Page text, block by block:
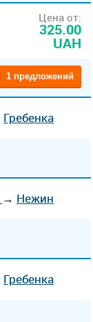
Цена от:
325.00
UAH
1 предложений
Гребенка
→ Нежин
Гребенка